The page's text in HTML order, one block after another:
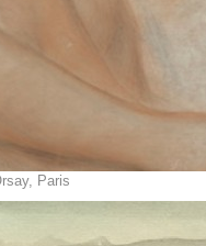
Paris